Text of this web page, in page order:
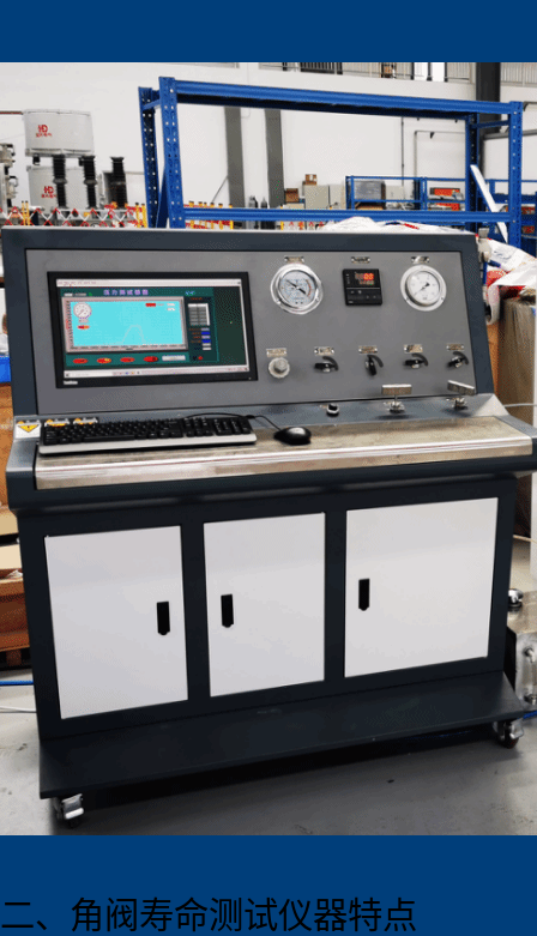
二、角阀寿命测试仪器特点